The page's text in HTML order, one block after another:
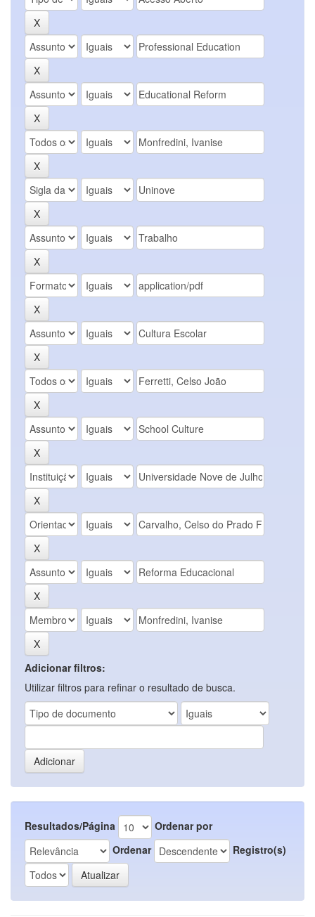
Adicionar filtros:
Utilizar filtros para refinar o resultado de busca.
Resultados/Página
Ordenar por
Ordenar
Registro(s)